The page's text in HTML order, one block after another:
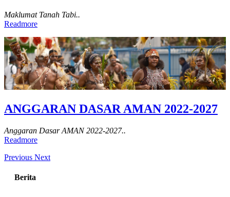
Maklumat Tanah Tabi..
Readmore
ANGGARAN DASAR AMAN 2022-2027
Anggaran Dasar AMAN 2022-2027..
Readmore
Previous Next
Berita